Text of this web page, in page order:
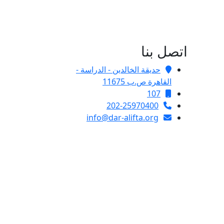
اتصل بنا
حديقة الخالدين - الدراسة -
القاهرة ص.ب 11675
107
202-25970400
info@dar-alifta.org